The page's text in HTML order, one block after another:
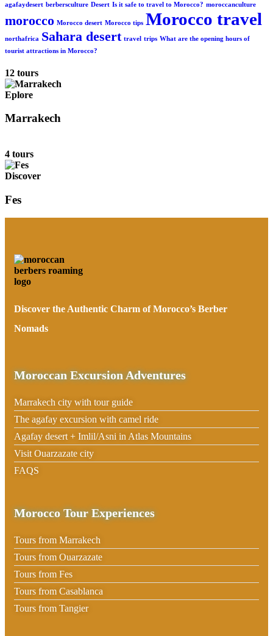
agafaydesert berbersculture Desert Is it safe to travel to Morocco? moroccanculture
morocco Morocco desert Morocco tips Morocco travel
northafrica Sahara desert travel trips What are the opening hours of
tourist attractions in Morocco?
12 tours
Eplore
Marrakech
4 tours
Discover
Fes
Discover the Authentic Charm of Morocco’s Berber
Nomads
Moroccan Excursion Adventures
Marrakech city with tour guide
The agafay excursion with camel ride
Agafay desert + Imlil/Asni in Atlas Mountains
Visit Ouarzazate city
FAQS
Morocco Tour Experiences
Tours from Marrakech
Tours from Ouarzazate
Tours from Fes
Tours from Casablanca
Tours from Tangier